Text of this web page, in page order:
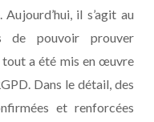
il s’agit au
de pouvoir prouver
a été mis en œuvre
Dans le détail, des
et renforcées